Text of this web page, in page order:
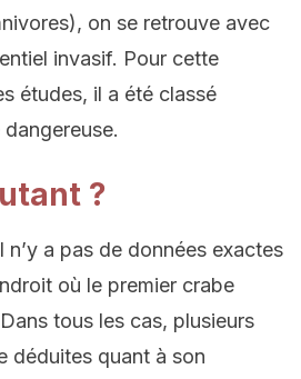
on se retrouve avec
invasif. Pour cette
études, il a été classé
?
n’y a pas de données exactes
où le premier crabe
tous les cas, plusieurs
déduites quant à son